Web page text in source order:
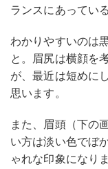
ランスにあってい
わかりやすいのは
と。眉尻は横顔を
が、最近は短めに
思います。
また、眉頭（下の
い方は淡い色でぼ
ゃれな印象になりま